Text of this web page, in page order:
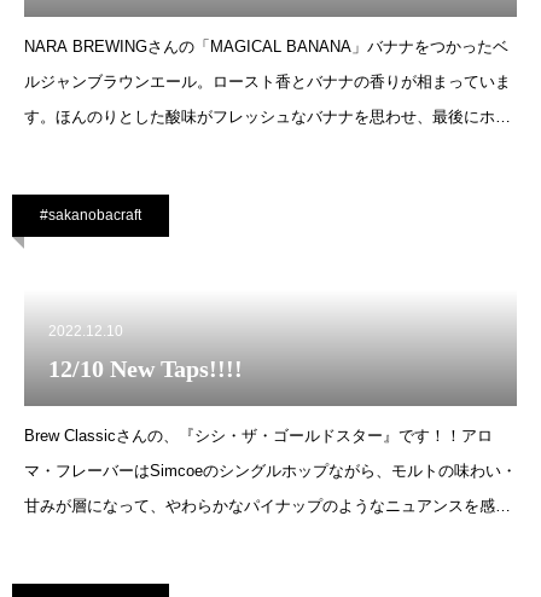
NARA BREWINGさんの「MAGICAL BANANA」バナナをつかったベ
ルジャンブラウンエール。ロースト香とバナナの香りが相まっていま
す。ほんのりとした酸味がフレッシュなバナナを思わせ、最後にホッ
#sakanobacraft
2022.12.10
12/10 New Taps!!!!
Brew Classicさんの、『シシ・ザ・ゴールドスター』です！！アロ
マ・フレーバーはSimcoeのシングルホップながら、モルトの味わい・
甘みが層になって、やわらかなパイナップのようなニュアンスを感じ